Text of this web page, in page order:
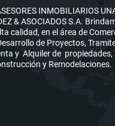
INMOBILIARIOS
& ASOCIADOS S.A.
calidad, en el área de
de Proyectos,
y Alquiler de propiedades,
y Remodelaciones.